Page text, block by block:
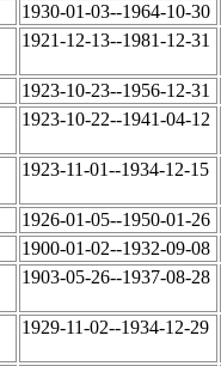
1930-01-03--1964-10-30
1921-12-13--1981-12-31
1923-10-23--1956-12-31
1923-10-22--1941-04-12
1923-11-01--1934-12-15
1926-01-05--1950-01-26
1900-01-02--1932-09-08
1903-05-26--1937-08-28
1929-11-02--1934-12-29